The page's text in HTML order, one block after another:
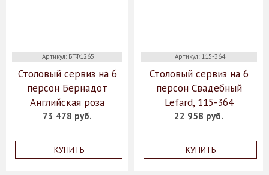
Артикул: БТФ1265
Столовый сервиз на 6
персон Бернадот
Английская роза
73 478 руб.
КУПИТЬ
Артикул: 115-364
Столовый сервиз на 6
персон Свадебный
Lefard, 115-364
22 958 руб.
КУПИТЬ